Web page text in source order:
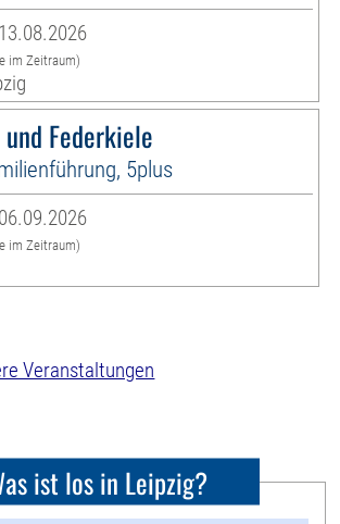
im Zeitraum)
Federkiele
5plus
im Zeitraum)
Veranstaltungen
ist los in Leipzig?